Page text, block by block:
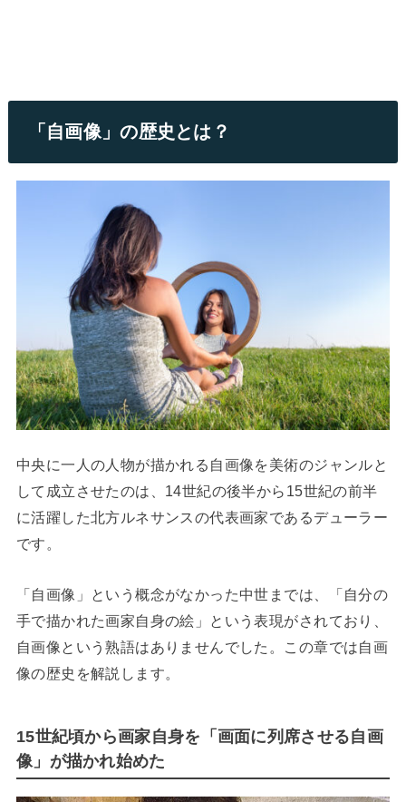
「自画像」の歴史とは？
中央に一人の人物が描かれる自画像を美術のジャンルと
して成立させたのは、14世紀の後半から15世紀の前半
に活躍した北方ルネサンスの代表画家であるデューラー
です。
「自画像」という概念がなかった中世までは、「自分の
手で描かれた画家自身の絵」という表現がされており、
自画像という熟語はありませんでした。この章では自画
像の歴史を解説します。
15世紀頃から画家自身を「画面に列席させる自画
像」が描かれ始めた